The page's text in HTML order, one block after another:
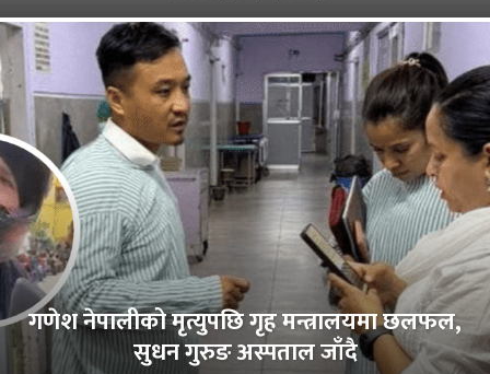
गणेश नेपालीको मृत्युपछि गृह मन्त्रालयमा छलफल,
सुधन गुरुङ अस्पताल जाँदै